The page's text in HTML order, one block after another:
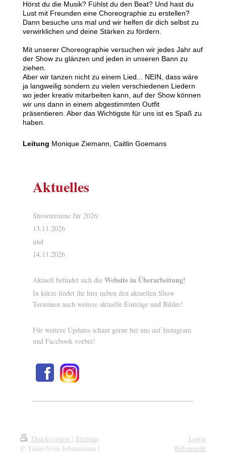
Hörst du die Musik? Fühlst du den Beat? Und hast du
Lust mit Freunden eine Choreographie zu erstellen?
Dann besuche uns mal und wir helfen dir dich selbst zu
verwirklichen und deine Stärken zu fördern.
Mit unserer Choreographie versuchen wir jedes Jahr auf
der Show zu glänzen und jeden in unseren Bann zu
ziehen.
Aber wir tanzen nicht zu einem Lied... NEIN, dass wäre
ja langweilig sondern zu vielen verschiedenen Liedern
wo jeder kreativ mitarbeiten kann, auf der Show können
wir uns dann in einem abgestimmten Outfit
präsentieren. Aber das Wichtigste für uns ist es Spaß zu
haben.
Leitung Monique Ziemann, Caitlin Goemans
Aktuelles
Showtermine für 2026:
13.11.2026
und
14.11.2026
Aktuell befindet sich die Website in Überarbeitung!
In kürze findet ihr hier neben den aktuellen Show
Terminen auch weitere aktuelle Einträge und Bilder!
Für weitere Updates schaut gerne bei uns auf Instagram
und Facebook vorbei!
Druckversion | Sitemap
© Timo-Sven Johannisson |
Login
Webansicht